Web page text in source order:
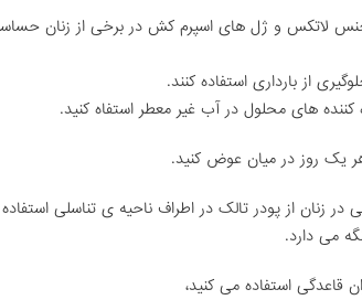
جنس لاتکس و ژل های اسپرم کش در برخی از زنان
از بارداری استفاده کنند.
های محلول در آب غیر معطر استفاه کنید.
می دارد.